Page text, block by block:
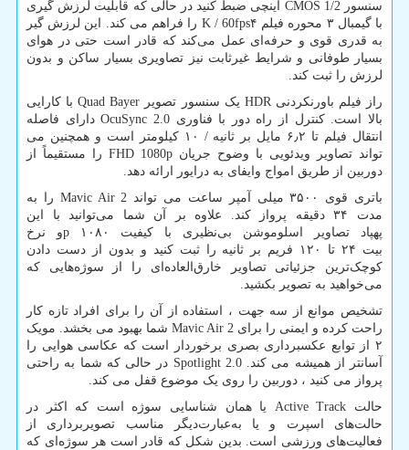
سنسور CMOS 1/2 اینچی ضبط کنید در حالی که قابلیت لرزش گیری
با گیمبال ۳ محوره فیلم ۴
K / 60fps را فراهم می کند. ‌این لرزش گیر
به قدری قوی و حرفه‌ای عمل می‌کند که قادر است حتی در هوای
بسیار طوفانی و شرایط غیرثابت نیز تصاویری بسیار ساکن و بدون
لرزش را ثبت کند.
راز فیلم باورنکردنی HDR یک سنسور تصویر Quad Bayerبا کارایی
بالا است. کنترل از راه دور با فناوریOcuSync 2.0دارای فاصله
انتقال فیلم تا ۶٫۲ مایل بر ثانیه / ۱۰ کیلومتر است و همچنین می
تواند تصاویر ویدئویی با وضوح جریان FHD 1080p را مستقیماً از
دوربین از طریق امواج وایفای به درایور ارائه دهد.
باتری قوی ۳۵۰۰ میلی آمپر ساعت می تواند
Mavic Air 2 را به
مدت ۳۴ دقیقه پرواز کند. علاوه بر آن شما می‌توانید با این
پهپاد تصاویر اسلوموشن بی‌نظیری با کیفیت ۱۰۸۰
pو نرخ
بیت ۲۴ تا ۱۲۰ فریم بر ثانیه را ثبت کنید و بدون از دست دادن
کوچک‌ترین جزئیاتی تصاویر خارق‌العاده‌ای را از سوژه‌هایی که
می‌خواهید به تصویر بکشید.
تشخیص موانع از سه جهت ، استفاده از آن را برای افراد تازه کار
راحت کرده و ایمنی را برای Mavic Air 2 شما بهبود می بخشد. مویک
۲ از توابع عکسبرداری بصری برخوردار است که عکاسی هوایی را
آسانتر از همیشه می کند.Spotlight 2.0 در حالی که شما به راحتی
پرواز می کنید ، دوربین را روی یک موضوع قفل می کند.
حالت Active Track یا همان شناسایی سوژه است که اکثر در
حالت‌های اسپرت و یا به‌عبارت‌دیگر مناسب تصویربرداری از
فعالیت‌های ورزشی است. بدین شکل که قادر است هر سوژه‌ای که